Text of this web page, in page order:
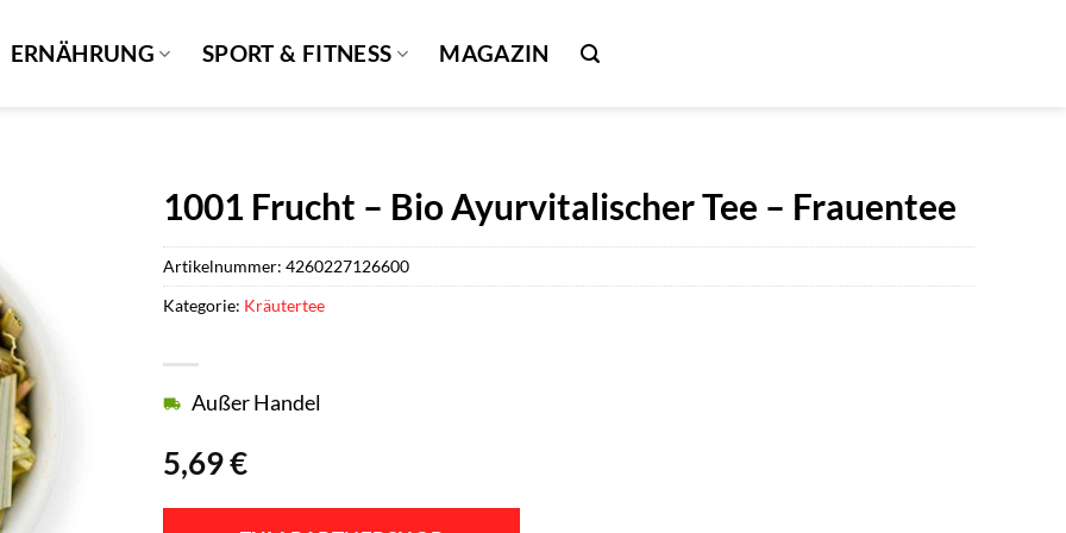
ERNÄHRUNG SPORT & FITNESS MAGAZIN
1001 Frucht – Bio Ayurvitalischer Tee – Frauentee
5,69€
Außer Handel
Artikelnummer:4260227126600
Kategorie: Kräutertee